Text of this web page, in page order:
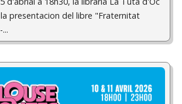
presentacion del libre "Fraternitat